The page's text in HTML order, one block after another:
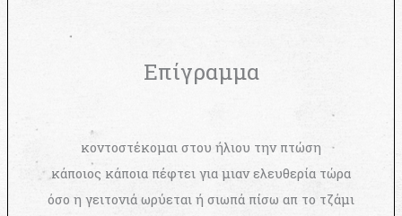
Επίγραμμα
κοντοστέκομαι στου ήλιου την πτώση
κάποιος κάποια πέφτει για μιαν ελευθερία τώρα
όσο η γειτονιά ωρύεται ή σιωπά πίσω απ το τζάμι